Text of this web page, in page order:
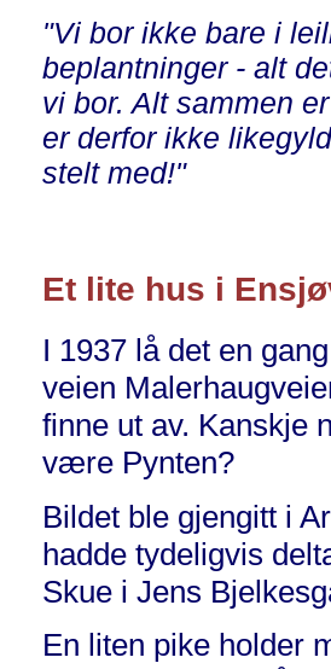
"Vi bor ikke bare i
beplantninger - alt
vi bor. Alt sammen
er derfor ikke
stelt med!"
Et lite hus i
I 1937 lå det en
veien
finne ut av. Kanskje
være Pynten?
Bildet ble gjengitt i
hadde tydeligvis
Skue i Jens
En liten pike holder